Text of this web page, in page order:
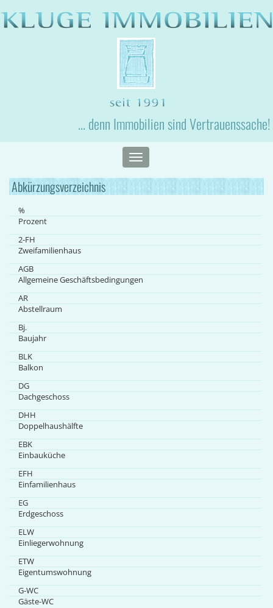
... denn Immobilien sind Vertrauenssache!
Toggle
navigation
Abkürzungsverzeichnis
%
Prozent
2-FH
Zweifamilienhaus
AGB
Allgemeine Geschäftsbedingungen
AR
Abstellraum
Bj.
Baujahr
BLK
Balkon
DG
Dachgeschoss
DHH
Doppelhaushälfte
EBK
Einbauküche
EFH
Einfamilienhaus
EG
Erdgeschoss
ELW
Einliegerwohnung
ETW
Eigentumswohnung
G-WC
Gäste-WC